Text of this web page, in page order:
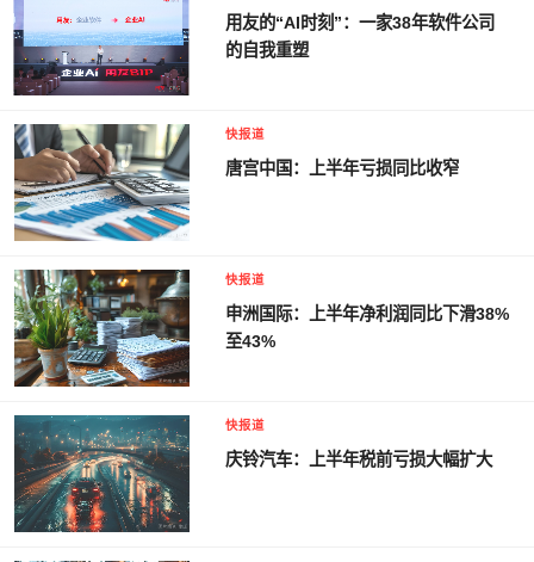
用友的“AI时刻”：一家38年软件公司
的自我重塑
快报道
唐宫中国：上半年亏损同比收窄
快报道
申洲国际：上半年净利润同比下滑38%
至43%
快报道
庆铃汽车：上半年税前亏损大幅扩大